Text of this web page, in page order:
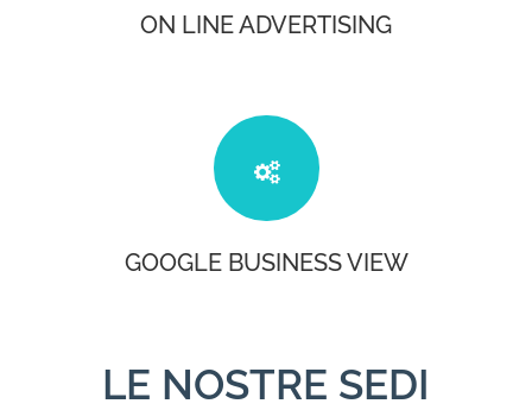
ON LINE ADVERTISING
GOOGLE BUSINESS VIEW
LE NOSTRE SEDI